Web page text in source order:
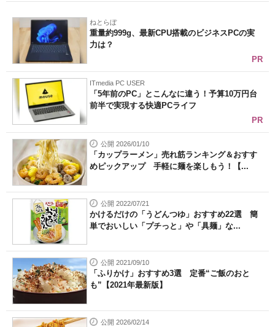
ねとらぼ
重量約999g、最新CPU搭載のビジネスPCの実
力は？
PR
ITmedia PC USER
「5年前のPC」とこんなに違う！予算10万円台
前半で実現する快適PCライフ
PR
公開 2026/01/10
「カップラーメン」売れ筋ランキング＆おすす
めピックアップ 手軽に麺を楽しもう！【...
公開 2022/07/21
かけるだけの「うどんつゆ」おすすめ22選 簡
単でおいしい「プチっと」や「具麺」な...
公開 2021/09/10
「ふりかけ」おすすめ3選 定番“ご飯のおと
も”【2021年最新版】
公開 2026/02/14